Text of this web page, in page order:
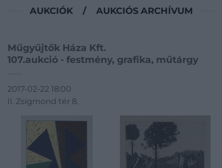
AUKCIÓK / AUKCIÓS ARCHÍVUM
Műgyűjtők Háza Kft.
107.aukció - festmény, grafika, műtárgy
2017-02-22 18:00
II. Zsigmond tér 8.